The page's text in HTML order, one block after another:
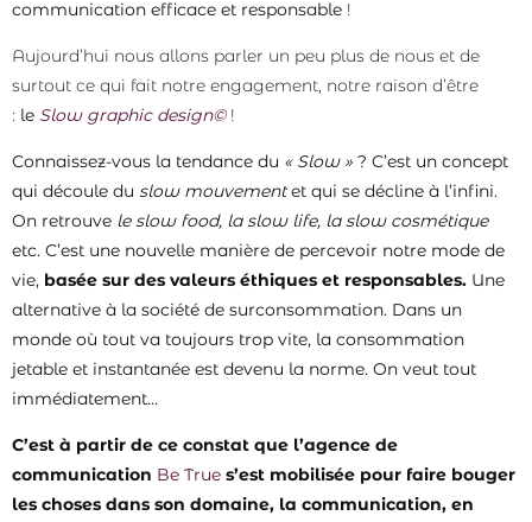
communication efficace et responsable !
Aujourd’hui nous allons parler un peu plus de nous et de
surtout ce qui fait notre engagement, notre raison d’être
: le Slow graphic design©!
Connaissez-vous la tendance du « Slow » ? C’est un concept
qui découle du slow mouvementet qui se décline à l’infini.
On retrouve le slow food, la slow life, la slow cosmétique
etc. C’est une nouvelle manière de percevoir notre mode de
vie, basée sur des valeurs éthiques et responsables. Une
alternative à la société de surconsommation. Dans un
monde où tout va toujours trop vite, la consommation
jetable et instantanée est devenu la norme. On veut tout
immédiatement…
C’est à partir de ce constat que l’agence de
communication Be True s’est mobilisée pour faire bouger
les choses dans son domaine, la communication, en